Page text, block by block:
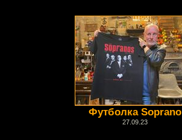
Футболка Soprano
27.09.23